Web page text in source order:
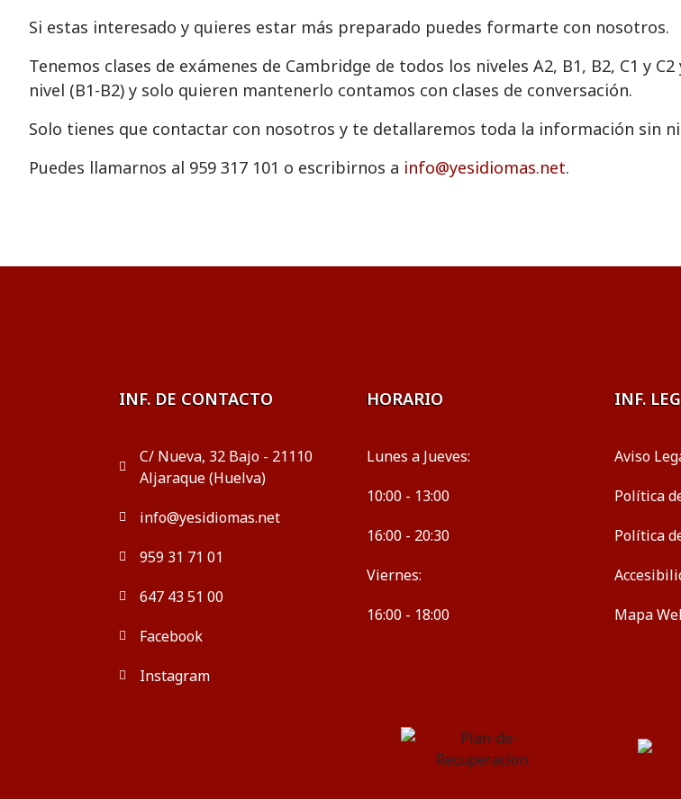
Si estas interesado y quieres estar más preparado puedes formarte con nosotros.
Tenemos clases de exámenes de Cambridge de todos los niveles A2, B1, B2, C1 y
nivel (B1-B2) y solo quieren mantenerlo contamos con clases de conversación.
Solo tienes que contactar con nosotros y te detallaremos toda la información sin
Puedes llamarnos al 959 317 101 o escribirnos a info@yesidiomas.net.
INF. DE CONTACTO
C/ Nueva, 32 Bajo - 21110
Aljaraque (Huelva)
info@yesidiomas.net
959 31 71 01
647 43 51 00
Facebook
Instagram
HORARIO
Lunes a Jueves:
10:00 - 13:00
16:00 - 20:30
Viernes:
16:00 - 18:00
INF.
Aviso
Política
Política
Mapa